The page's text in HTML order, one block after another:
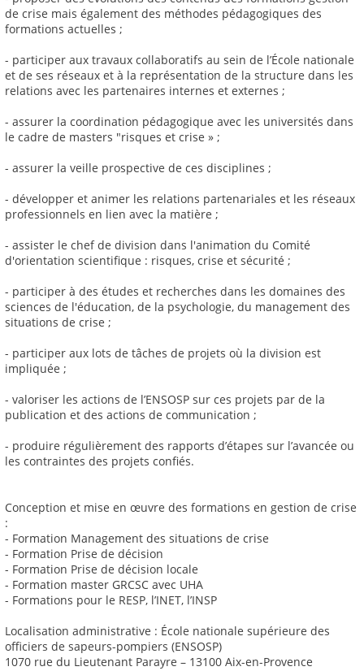
de crise mais également des méthodes pédagogiques des
formations actuelles ;
- participer aux travaux collaboratifs au sein de l’École nationale
et de ses réseaux et à la représentation de la structure dans les
relations avec les partenaires internes et externes ;
- assurer la coordination pédagogique avec les universités dans
le cadre de masters "risques et crise » ;
- assurer la veille prospective de ces disciplines ;
- développer et animer les relations partenariales et les réseaux
professionnels en lien avec la matière ;
- assister le chef de division dans l'animation du Comité
d'orientation scientifique : risques, crise et sécurité ;
- participer à des études et recherches dans les domaines des
sciences de l'éducation, de la psychologie, du management des
situations de crise ;
- participer aux lots de tâches de projets où la division est
impliquée ;
- valoriser les actions de l’ENSOSP sur ces projets par de la
publication et des actions de communication ;
- produire régulièrement des rapports d’étapes sur l’avancée ou
les contraintes des projets confiés.
Conception et mise en œuvre des formations en gestion de crise
:
- Formation Management des situations de crise
- Formation Prise de décision
- Formation Prise de décision locale
- Formation master GRCSC avec UHA
- Formations pour le RESP, l’INET, l’INSP
Localisation administrative : École nationale supérieure des
officiers de sapeurs-pompiers (ENSOSP)
1070 rue du Lieutenant Parayre – 13100 Aix-en-Provence